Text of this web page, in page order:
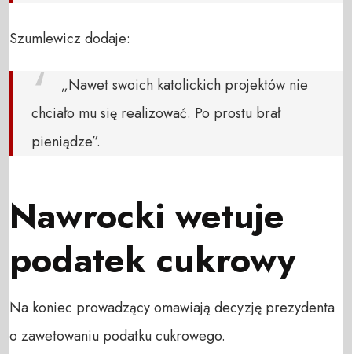
Szumlewicz dodaje:
„Nawet swoich katolickich projektów nie
chciało mu się realizować. Po prostu brał
pieniądze”.
Nawrocki wetuje
podatek cukrowy
Na koniec prowadzący omawiają decyzję prezydenta
o zawetowaniu podatku cukrowego.